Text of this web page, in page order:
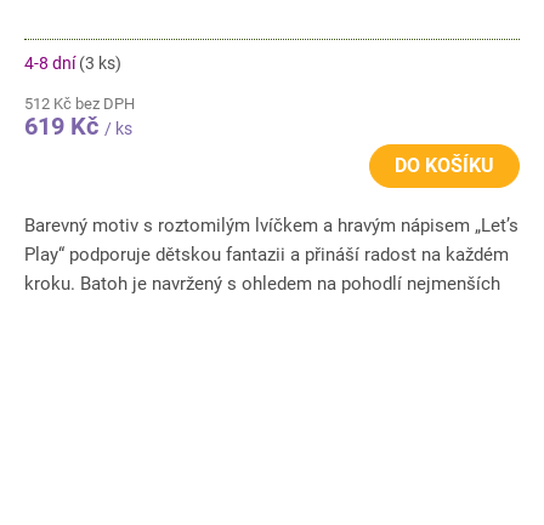
4-8 dní(3 ks)
512 Kč bez DPH
619 Kč / ks
DO KOŠÍKU
Barevný motiv s roztomilým lvíčkem a hravým nápisem „Let’s
Play“ podporuje dětskou fantazii a přináší radost na každém
kroku. Batoh je navržený s ohledem na pohodlí nejmenších